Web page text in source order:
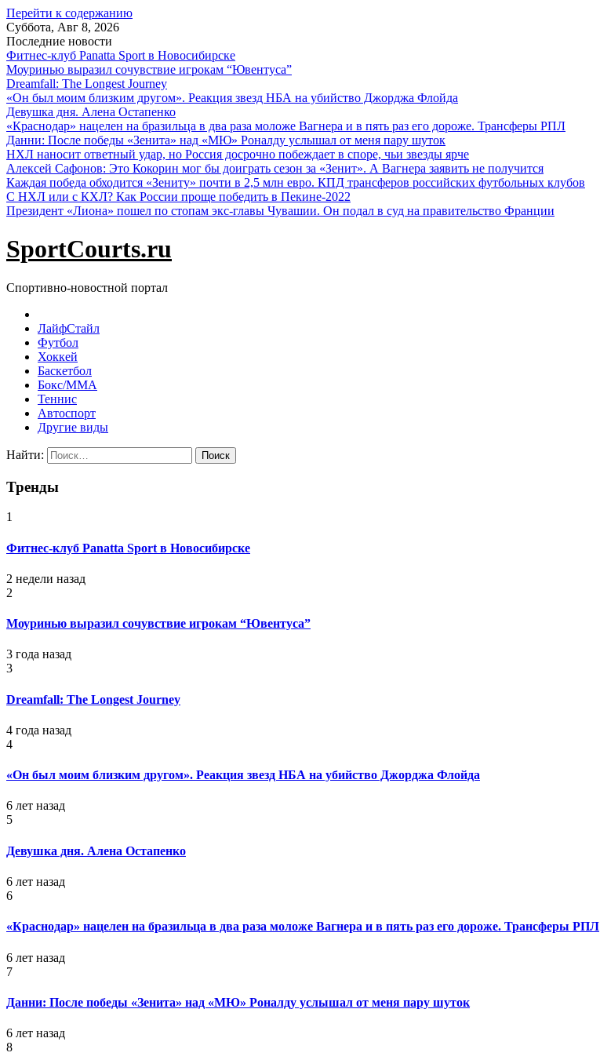
Перейти к содержанию
Суббота, Авг 8, 2026
Последние новости
Фитнес-клуб Panatta Sport в Новосибирске
Моуринью выразил сочувствие игрокам “Ювентуса”
Dreamfall: The Longest Journey
«Он был моим близким другом». Реакция звезд НБА на убийство Джорджа Флойда
Девушка дня. Алена Остапенко
«Краснодар» нацелен на бразильца в два раза моложе Вагнера и в пять раз его дороже. Трансферы РПЛ
Данни: После победы «Зенита» над «МЮ» Роналду услышал от меня пару шуток
НХЛ наносит ответный удар, но Россия досрочно побеждает в споре, чьи звезды ярче
Алексей Сафонов: Это Кокорин мог бы доиграть сезон за «Зенит». А Вагнера заявить не получится
Каждая победа обходится «Зениту» почти в 2,5 млн евро. КПД трансферов российских футбольных клубов
С НХЛ или с КХЛ? Как России проще победить в Пекине-2022
Президент «Лиона» пошел по стопам экс-главы Чувашии. Он подал в суд на правительство Франции
SportCourts.ru
Спортивно-новостной портал
ЛайфСтайл
Футбол
Хоккей
Баскетбол
Бокс/MMA
Теннис
Автоспорт
Другие виды
Найти:
Тренды
1
Фитнес-клуб Panatta Sport в Новосибирске
2 недели назад
2
Моуринью выразил сочувствие игрокам “Ювентуса”
3 года назад
3
Dreamfall: The Longest Journey
4 года назад
4
«Он был моим близким другом». Реакция звезд НБА на убийство Джорджа Флойда
6 лет назад
5
Девушка дня. Алена Остапенко
6 лет назад
6
«Краснодар» нацелен на бразильца в два раза моложе Вагнера и в пять раз его дороже. Трансферы РПЛ
6 лет назад
7
Данни: После победы «Зенита» над «МЮ» Роналду услышал от меня пару шуток
6 лет назад
8